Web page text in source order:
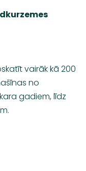
vairāk kā 200
no
gadiem, līdz